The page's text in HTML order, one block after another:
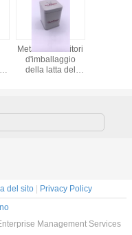
Metal i contenitori
d'imballaggio
della latta del
prova del
del sito| Privacy Policy
Management Services